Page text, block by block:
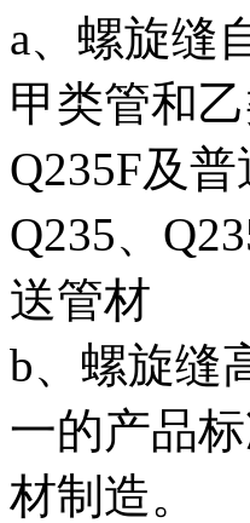
a、螺旋缝
甲类管和
Q235F及
Q235、
送管材
b、螺旋缝
一的产品
材制造。